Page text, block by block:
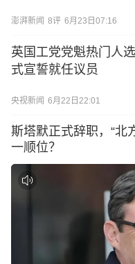
澎湃新闻 8评 6月23日07:16
英国工党党魁热门人
式宣誓就任议员
央视新闻 6月22日22:01
斯塔默正式辞职，“北
一顺位？